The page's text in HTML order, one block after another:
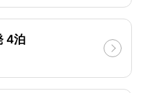
4泊